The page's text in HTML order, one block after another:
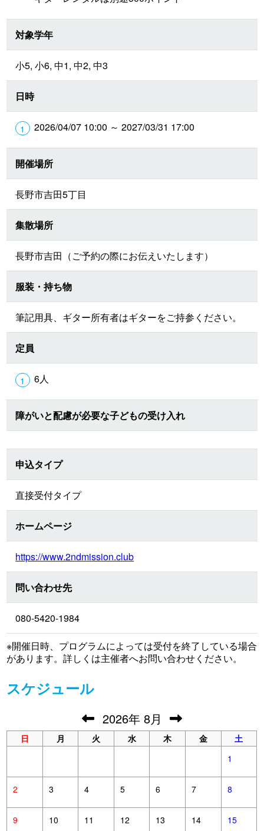
対象学年
小5, 小6, 中1, 中2, 中3
日時
2026/04/07 10:00 ～ 2027/03/31 17:00
開催場所
長野市吉田5丁目
集散場所
長野市吉田（ご予約の際にお伝えいたします）
服装・持ち物
筆記用具、ギター所有者はギターをご持参ください。
定員
6人
障がいと配慮が必要な子どもの受け入れ
申込タイプ
直接受付タイプ
ホームページ
https://www.2ndmission.club
問い合わせ先
080-5420-1984
※開催日時、プログラムによっては受付を終了している場合
があります。詳しくは主催者へお問い合わせください。
スケジュール
2026年 8月
日 月 火 水 木 金
土
1
2 3 4 5 6 7 8
9 10 11 12 13 14 15